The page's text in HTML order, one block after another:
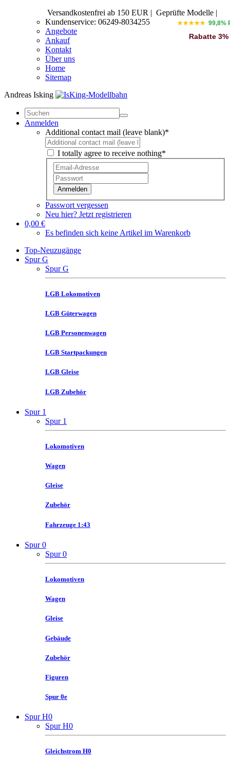
Versandkostenfrei ab 150 EUR | Geprüfte Modelle |
Kundenservice: 06249-8034255
Angebote
Ankauf
Kontakt
Über uns
Home
Sitemap
Andreas Isking
★★★★★ 99,8%
Rabatte 3%
Anmelden
Additional contact mail (leave blank)*
I totally agree to receive nothing*
Anmelden
Passwort vergessen
Neu hier? Jetzt registrieren
0,00 €
Es befinden sich keine Artikel im Warenkorb
Top-Neuzugänge
Spur G
Spur G
LGB Lokomotiven
LGB Güterwagen
LGB Personenwagen
LGB Startpackungen
LGB Gleise
LGB Zubehör
Spur 1
Spur 1
Lokomotiven
Wagen
Gleise
Zubehör
Fahrzeuge 1:43
Spur 0
Spur 0
Lokomotiven
Wagen
Gleise
Gebäude
Zubehör
Figuren
Spur 0e
Spur H0
Spur H0
Gleichstrom H0